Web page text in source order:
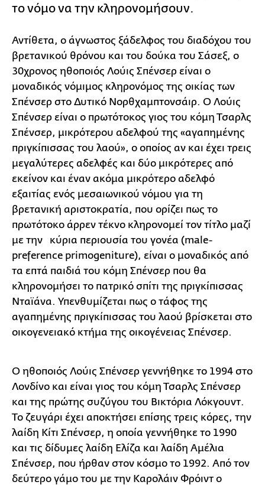
το νόμο να την κληρονομήσουν.
Αντίθετα, ο άγνωστος ξάδελφος του διαδόχου του
βρετανικού θρόνου και του δούκα του Σάσεξ, ο
30χρονος ηθοποιός Λούις Σπένσερ είναι ο
μοναδικός νόμιμος κληρονόμος της οικίας των
Σπένσερ στο Δυτικό Νορθχαμπτονσάιρ. Ο Λούις
Σπένσερ είναι ο πρωτότοκος γιος του κόμη Τσαρλς
Σπένσερ, μικρότερου αδελφού της «αγαπημένης
πριγκίπισσας του λαού», ο οποίος αν και έχει τρεις
μεγαλύτερες αδελφές και δύο μικρότερες από
εκείνον και έναν ακόμα μικρότερο αδελφό
εξαιτίας ενός μεσαιωνικού νόμου για τη
βρετανική αριστοκρατία, που ορίζει πως το
πρωτότοκο άρρεν τέκνο κληρονομεί τον τίτλο μαζί
με την κύρια περιουσία του γονέα (male-
preference primogeniture), είναι ο μοναδικός από
τα επτά παιδιά του κόμη Σπένσερ που θα
κληρονομήσει το πατρικό σπίτι της πριγκίπισσας
Νταϊάνα. Υπενθυμίζεται πως ο τάφος της
αγαπημένης πριγκίπισσας του λαού βρίσκεται στο
οικογενειακό κτήμα της οικογένειας Σπένσερ.
Ο ηθοποιός Λούις Σπένσερ γεννήθηκε το 1994 στο
Λονδίνο και είναι γιος του κόμη Τσαρλς Σπένσερ
και της πρώτης συζύγου του Βικτόρια Λόκγουντ.
Το ζευγάρι έχει αποκτήσει επίσης τρεις κόρες, την
λαίδη Κίτι Σπένσερ, η οποία γεννήθηκε το 1990
και τις δίδυμες λαίδη Ελίζα και λαίδη Αμέλια
Σπένσερ, που ήρθαν στον κόσμο το 1992. Από τον
δεύτερο γάμο του με την Καρολάιν Φρόιντ ο